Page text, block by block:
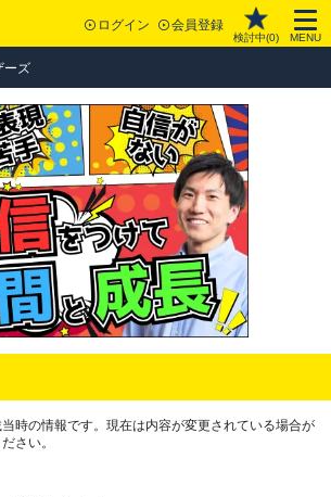
ログイン 会員登録
検討中(0) MENU
ーズ
時の情報です。現在は内容が変更されている場合が
さい。